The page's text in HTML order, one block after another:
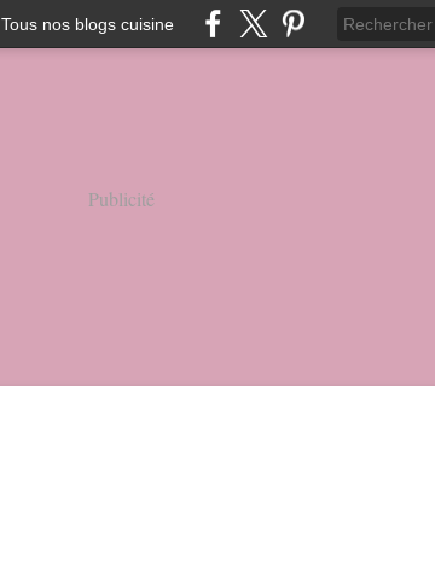
Tous nos blogs cuisine
Publicité